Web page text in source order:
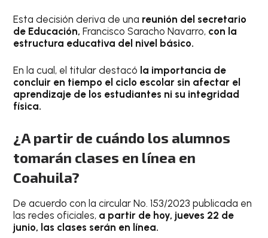
Esta decisión deriva de una reunión del secretario
de Educación,Francisco Saracho Navarro, con la
estructura educativa del nivel básico.
En la cual, el titular destacó la importancia de
concluir en tiempo el ciclo escolar sin afectar el
aprendizaje de los estudiantes ni su integridad
física.
¿A partir de cuándo los alumnos
tomarán clases en línea en
Coahuila?
De acuerdo con la circular No. 153/2023 publicada en
las redes oficiales, a partir de hoy, jueves 22 de
junio, las clases serán en línea.